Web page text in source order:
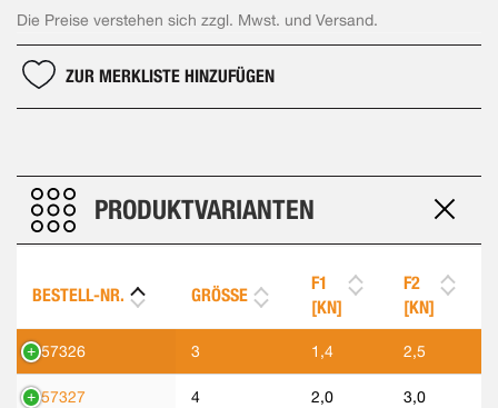
Die Preise verstehen sich zzgl. Mwst. und Versand.
ZUR MERKLISTE HINZUFÜGEN
PRODUKTVARIANTEN
BESTELL-NR. GRÖSSE
F1
[KN]
F2
[KN]
557326 3 1,4 2,5
557327 4 2,0 3,0